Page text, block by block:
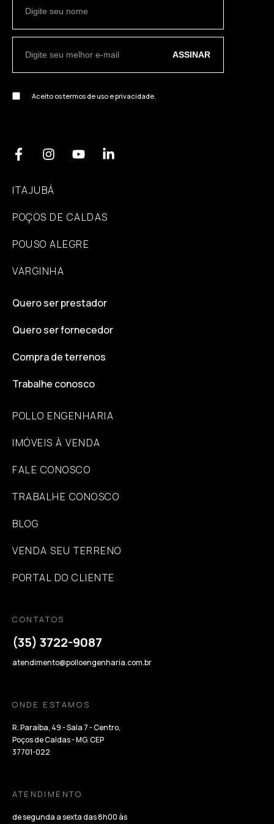
Aceito os termos de uso e privacidade.
ASSINAR
POLLO ENGENHARIA
IMÓVEIS À VENDA
FALE CONOSCO
TRABALHE CONOSCO
BLOG
VENDA SEU TERRENO
PORTAL DO CLIENTE
ITAJUBÁ
POÇOS DE CALDAS
POUSO ALEGRE
VARGINHA
Quero ser prestador
Quero ser fornecedor
Compra de terrenos
Trabalhe conosco
CONTATOS
(35) 3722-9087
atendimento@polloengenharia.com.br
ONDE ESTAMOS
R. Paraíba, 49 - Sala 7 - Centro,
Poços de Caldas - MG. CEP
37701-022
ATENDIMENTO
de segunda a sexta das 8h00 às